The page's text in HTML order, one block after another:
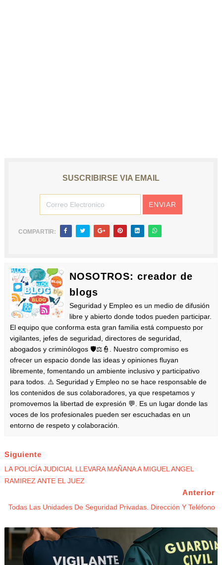
SUSCRIBIRSE VIA EMAIL
COMPARTIR:
NOSOTROS: creador de
blogs
Seguridad y Empleo es un medio de difusión
libre y abierto donde todos pueden participar.
El equipo que conforma esta gran familia está compuesto por
vigilantes, jefes de seguridad, directores de seguridad,
abogados y criminólogos 🛡️⚖️👮. Nuestro compromiso es
ofrecer un espacio donde las ideas y opiniones fluyan
libremente, fomentando un ambiente inclusivo y participativo
para todos. ⚠️ Seguridad y Empleo no se hace responsable de
los contenidos de sus colaboradores, ya que respetamos y
promovemos la libertad de expresión 💬. Es un lugar donde las
voces de los profesionales pueden ser escuchadas en un
entorno de respeto y colaboración.
Siguiente
LA POLICÍA JUDICIAL LLEVARA MAÑANA A MIGUEL ANGEL
RAMIREZ ANTE EL JUEZ
Anterior
Todas Las Unidades De Seguridad Privadas. Dirección Y Teléfono